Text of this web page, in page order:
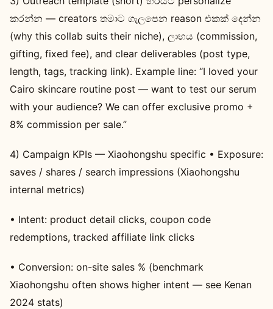
කරන්න — creators තමාට ගැලපෙන reason එකක් දෙන්න
(why this collab suits their niche), ලාභය (commission,
gifting, fixed fee), and clear deliverables (post type,
length, tags, tracking link). Example line: “I loved your
Cairo skincare routine post — want to test our serum
with your audience? We can offer exclusive promo +
8% commission per sale.”
4) Campaign KPIs — Xiaohongshu specific • Exposure:
saves / shares / search impressions (Xiaohongshu
internal metrics)
• Intent: product detail clicks, coupon code
redemptions, tracked affiliate link clicks
• Conversion: on-site sales % (benchmark
Xiaohongshu often shows higher intent — see Kenan
2024 stats)